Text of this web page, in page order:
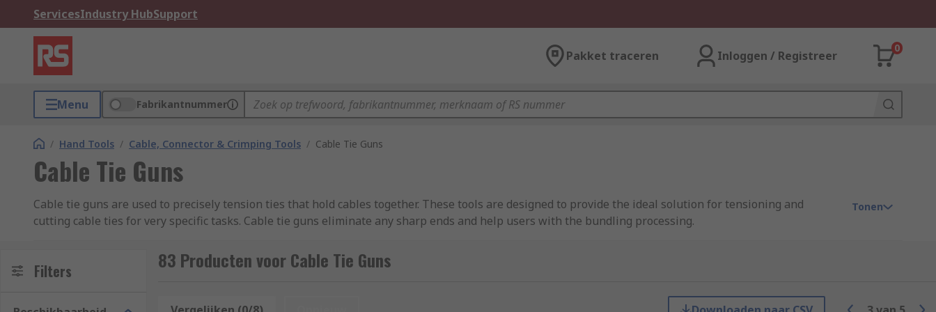
ServicesIndustry HubSupport
Pakket traceren Inloggen / Registreer
0
Menu Fabrikantnummer
/ Hand Tools / Cable, Connector & Crimping Tools / Cable Tie Guns
Cable Tie Guns
Cable tie guns are used to precisely tension ties that hold cables together. These tools are designed to provide the ideal solution for tensioning and
cutting cable ties for very specific tasks. Cable tie guns eliminate any sharp ends and help users with the bundling processing.
How does a cable tie gun work?
operator automatically fastens the tie and cut off it's excess.
Tonen
Filters 83 Producten voor Cable Tie Guns